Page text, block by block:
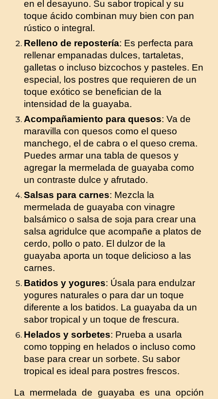
en el desayuno. Su sabor tropical y su
toque ácido combinan muy bien con pan
rústico o integral.
Relleno de repostería: Es perfecta para
rellenar empanadas dulces, tartaletas,
galletas o incluso bizcochos y pasteles. En
especial, los postres que requieren de un
toque exótico se benefician de la
intensidad de la guayaba.
Acompañamiento para quesos: Va de
maravilla con quesos como el queso
manchego, el de cabra o el queso crema.
Puedes armar una tabla de quesos y
agregar la mermelada de guayaba como
un contraste dulce y afrutado.
Salsas para carnes: Mezcla la
mermelada de guayaba con vinagre
balsámico o salsa de soja para crear una
salsa agridulce que acompañe a platos de
cerdo, pollo o pato. El dulzor de la
guayaba aporta un toque delicioso a las
carnes.
Batidos y yogures: Úsala para endulzar
yogures naturales o para dar un toque
diferente a los batidos. La guayaba da un
sabor tropical y un toque de frescura.
Helados y sorbetes: Prueba a usarla
como topping en helados o incluso como
base para crear un sorbete. Su sabor
tropical es ideal para postres frescos.
La mermelada de guayaba es una opción